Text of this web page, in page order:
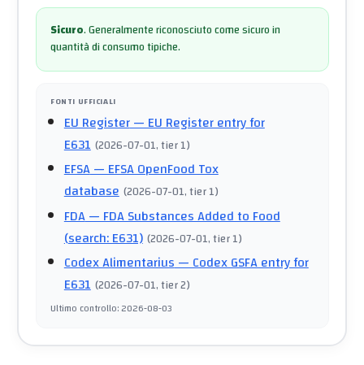
Sicuro.Generalmente riconosciuto come sicuro in
quantità di consumo tipiche.
FONTI UFFICIALI
EU Register— EU Register entry for
E631 (2026-07-01, tier 1)
EFSA— EFSA OpenFood Tox
database (2026-07-01, tier 1)
FDA— FDA Substances Added to Food
(search: E631) (2026-07-01, tier 1)
Codex Alimentarius— Codex GSFA entry for
E631 (2026-07-01, tier 2)
Ultimo controllo:2026-08-03